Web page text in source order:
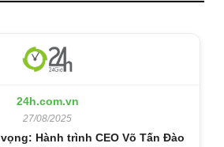
24h.com.vn
27/08/2025
Hành trình CEO Võ Tấn Đào